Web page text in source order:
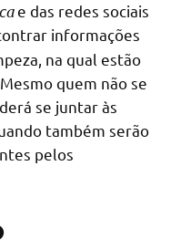
e das redes sociais
informações
na qual estão
quem não se
se juntar às
também serão
pelos